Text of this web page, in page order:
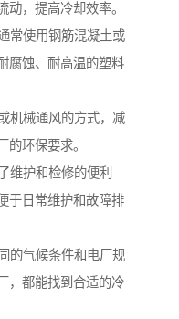
，提高冷却效率。
常使用钢筋混凝土或
腐蚀、耐高温的塑料
机械通风的方式，减
的环保要求。
维护和检修的便利
于日常维护和故障排
的气候条件和电厂规
，都能找到合适的冷